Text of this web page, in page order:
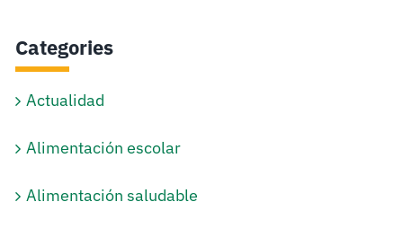
Categories
Actualidad
Alimentación escolar
Alimentación saludable